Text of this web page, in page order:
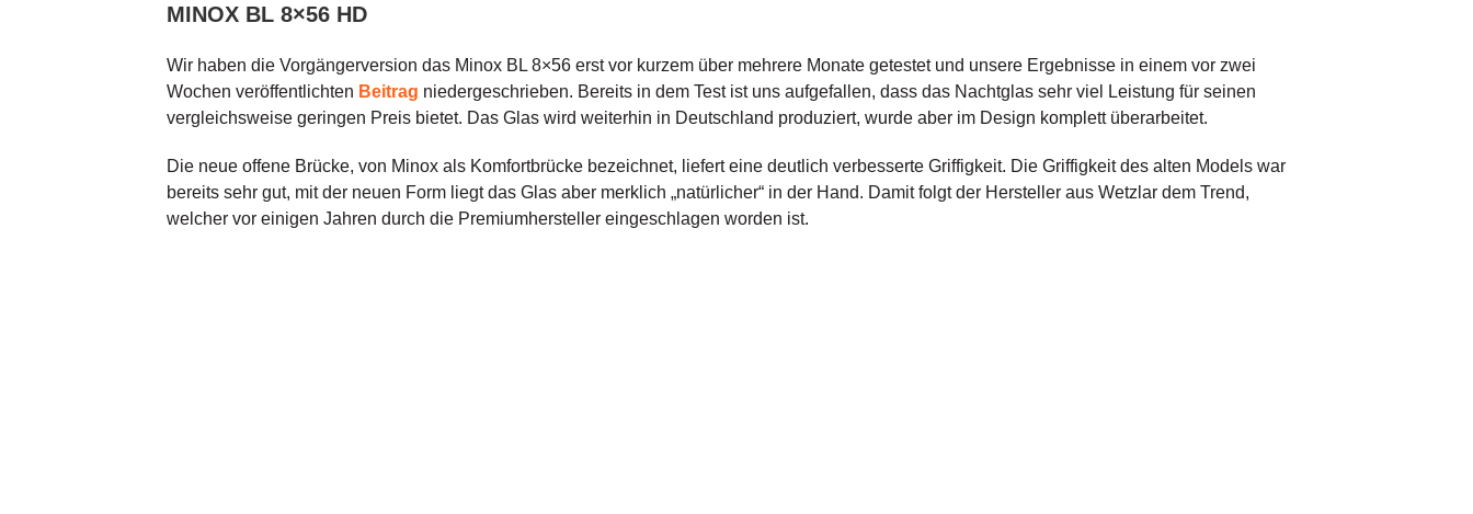
MINOX BL 8×56 HD
Wir haben die Vorgängerversion das Minox BL 8×56 erst vor kurzem über mehrere Monate getestet und unsere Ergebnisse in einem vor zwei
Wochen veröffentlichten Beitrag niedergeschrieben. Bereits in dem Test ist uns aufgefallen, dass das Nachtglas sehr viel Leistung für seinen
vergleichsweise geringen Preis bietet. Das Glas wird weiterhin in Deutschland produziert, wurde aber im Design komplett überarbeitet.
Die neue offene Brücke, von Minox als Komfortbrücke bezeichnet, liefert eine deutlich verbesserte Griffigkeit. Die Griffigkeit des alten Models war
bereits sehr gut, mit der neuen Form liegt das Glas aber merklich „natürlicher“ in der Hand. Damit folgt der Hersteller aus Wetzlar dem Trend,
welcher vor einigen Jahren durch die Premiumhersteller eingeschlagen worden ist.